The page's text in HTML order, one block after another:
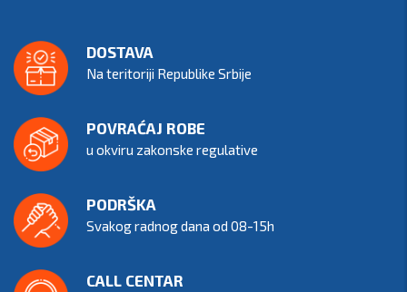
DOSTAVA
Na teritoriji Republike Srbije
POVRAĆAJ ROBE
u okviru zakonske regulative
PODRŠKA
Svakog radnog dana od 08-15h
CALL CENTAR